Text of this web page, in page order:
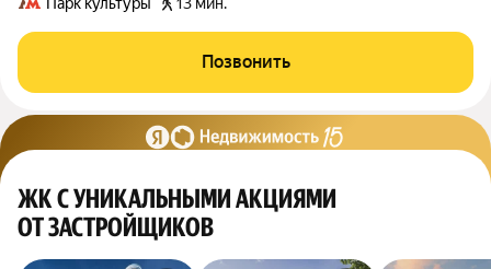
Позвонить
ЖК С УНИКАЛЬНЫМИ АКЦИЯМИ
ОТ ЗАСТРОЙЩИКОВ